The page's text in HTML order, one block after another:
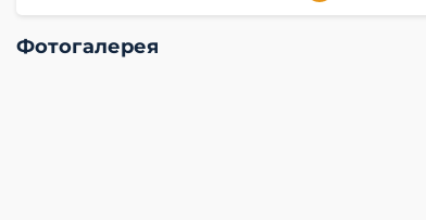
Фотогалерея